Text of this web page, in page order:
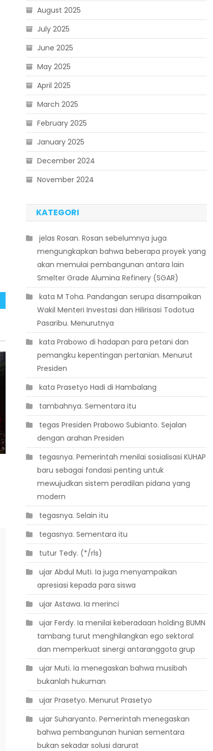
August 2025
July 2025
June 2025
May 2025
April 2025
March 2025
February 2025
January 2025
December 2024
November 2024
KATEGORI
 jelas Rosan. Rosan sebelumnya juga
mengungkapkan bahwa beberapa proyek yang
akan memulai pembangunan antara lain
Smelter Grade Alumina Refinery (SGAR)
 kata M Toha. Pandangan serupa disampaikan
Wakil Menteri Investasi dan Hilirisasi Todotua
Pasaribu. Menurutnya
 kata Prabowo di hadapan para petani dan
pemangku kepentingan pertanian. Menurut
Presiden
 kata Prasetyo Hadi di Hambalang
 tambahnya. Sementara itu
 tegas Presiden Prabowo Subianto. Sejalan
dengan arahan Presiden
 tegasnya. Pemerintah menilai sosialisasi KUHAP
baru sebagai fondasi penting untuk
mewujudkan sistem peradilan pidana yang
modern
 tegasnya. Selain itu
 tegasnya. Sementara itu
 tutur Tedy. (*/rls)
 ujar Abdul Muti. Ia juga menyampaikan
apresiasi kepada para siswa
 ujar Astawa. Ia merinci
 ujar Ferdy. Ia menilai keberadaan holding BUMN
tambang turut menghilangkan ego sektoral
dan memperkuat sinergi antaranggota grup
 ujar Muti. Ia menegaskan bahwa musibah
bukanlah hukuman
 ujar Prasetyo. Menurut Prasetyo
 ujar Suharyanto. Pemerintah menegaskan
bahwa pembangunan hunian sementara
bukan sekadar solusi darurat